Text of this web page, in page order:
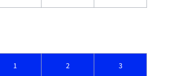
1 2 3